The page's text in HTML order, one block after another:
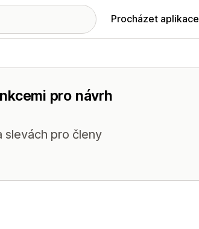
Procházet aplikace
pro návrh
slevách pro členy